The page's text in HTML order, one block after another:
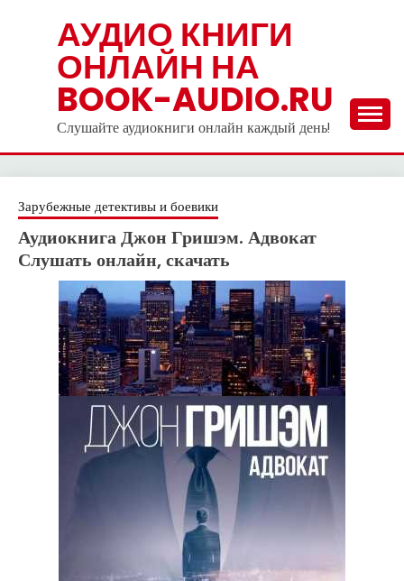
АУДИО КНИГИ
ОНЛАЙН НА
BOOK-AUDIO.RU
Слушайте аудиокниги онлайн каждый день!
Зарубежные детективы и боевики
Аудиокнига Джон Гришэм. Адвокат
Слушать онлайн, скачать